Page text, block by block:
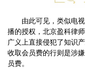
由此可见，类似电视
播的授权，北京盈科律
广义上直接侵犯了知识
收取会员费的行则是涉
员费。